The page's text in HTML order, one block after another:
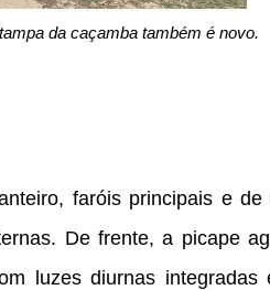
da caçamba também é novo.
faróis principais e de
De frente, a picape
luzes diurnas integradas